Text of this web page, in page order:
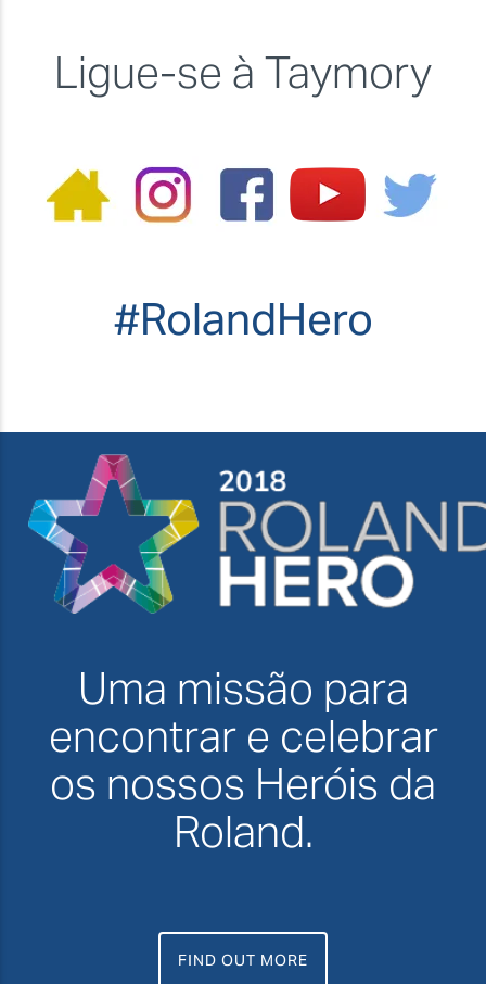
Ligue-se à Taymory
#RolandHero
Uma missão para
encontrar e celebrar
os nossos Heróis da
Roland.
FIND OUT MORE